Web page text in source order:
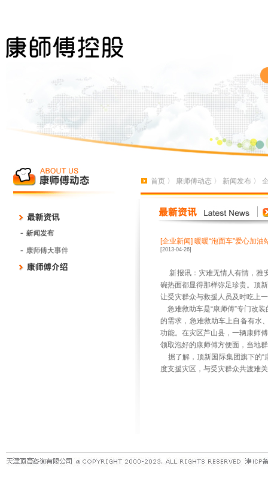
首页 〉 康师傅动态 〉 新闻发布 〉
[企业新闻] 暖暖“泡面车”爱心加油
[2013-04-26]
新报讯：灾难无情人有情，雅
碗热面都显得那样弥足珍贵。顶
让受灾群众与救援人员及时吃上
急难救助车是“康师傅”专门改
的需求，急难救助车上自备有水
功能。在灾区芦山县，一辆康师
领取泡好的康师傅方便面，当地
据了解，顶新国际集团旗下的“
度支援灾区，与受灾群众共渡难